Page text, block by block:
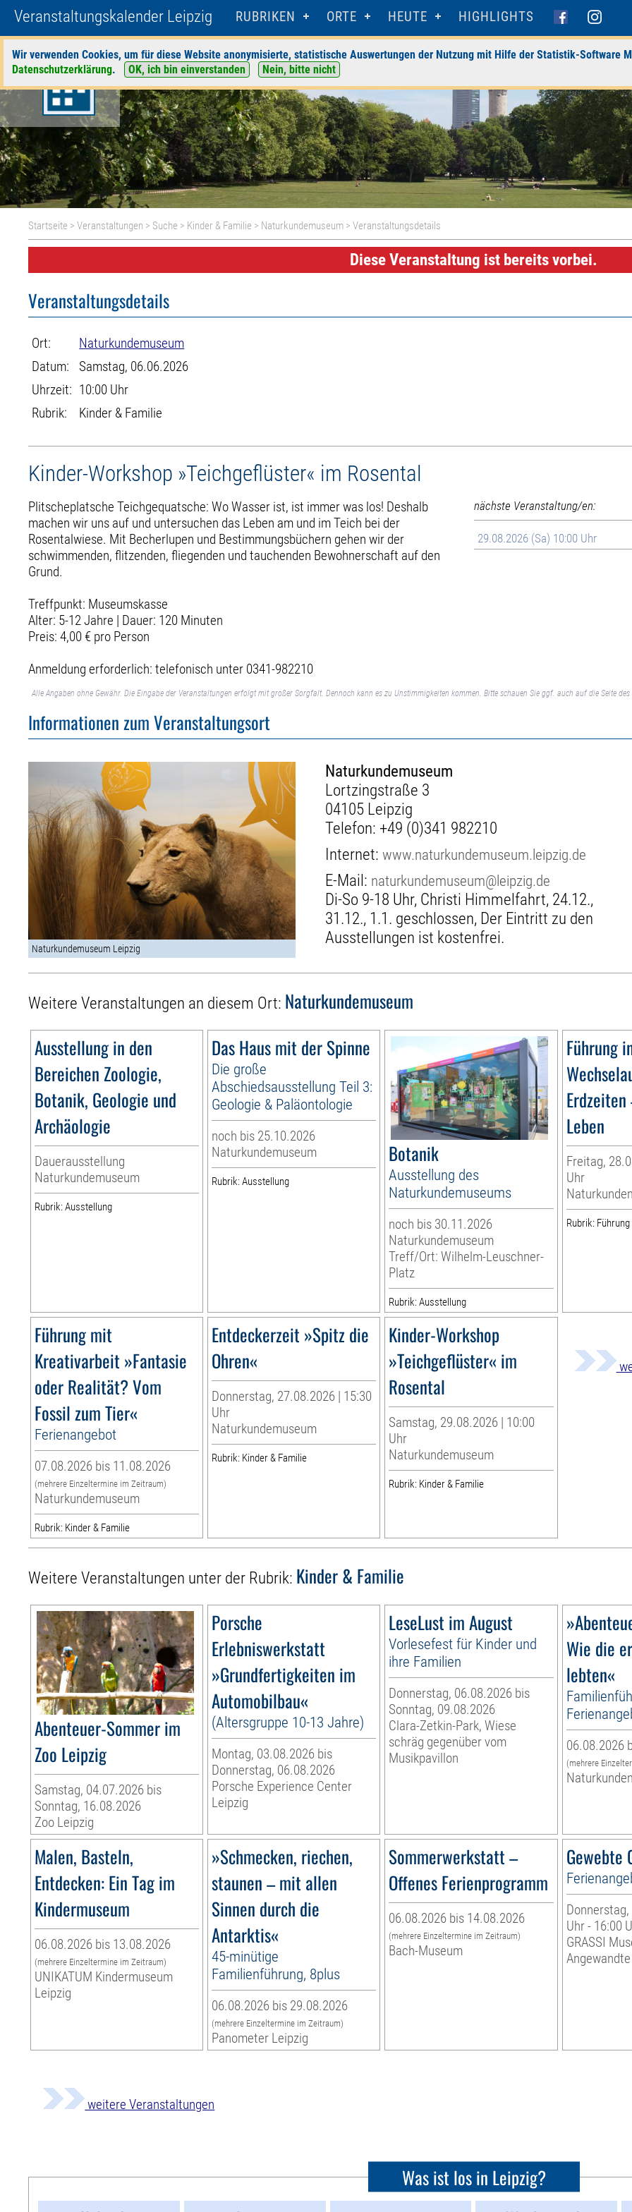
Veranstaltungskalender Leipzig RUBRIKEN ORTE HEUTE HIGHLIGHTS
Wir verwenden Cookies, um für diese Website anonymisierte, statistische Auswertungen der Nutzung mit Hilfe der Statistik-Software
Datenschutzerklärung. OK, ich bin einverstanden Nein, bitte nicht
Startseite >Veranstaltungen > Suche > Kinder & Familie > Naturkundemuseum > Veranstaltungsdetails
Diese Veranstaltung ist bereits vorbei.
Veranstaltungsdetails
Ort:
Naturkundemuseum
Datum:
Samstag, 06.06.2026
Uhrzeit: 10:00 Uhr
Rubrik:
Kinder & Familie
Kinder-Workshop »Teichgeflüster« im Rosental
Plitscheplatsche Teichgequatsche: Wo Wasser ist, ist immer was los! Deshalb
machen wir uns auf und untersuchen das Leben am und im Teich bei der
Rosentalwiese. Mit Becherlupen und Bestimmungsbüchern gehen wir der
schwimmenden, flitzenden, fliegenden und tauchenden Bewohnerschaft auf den
Grund.
Treffpunkt: Museumskasse
Alter: 5-12 Jahre | Dauer: 120 Minuten
Preis: 4,00 € pro Person
Anmeldung erforderlich: telefonisch unter 0341-982210
nächste Veranstaltung/en:
29.08.2026 (Sa) 10:00 Uhr
Alle Angaben ohne Gewähr. Die Eingabe der Veranstaltungen erfolgt mit großer Sorgfalt. Dennoch kann es zu Unstimmigkeiten kommen. Bitte schauen Sie ggf. auch auf die Seite
Informationen zum Veranstaltungsort
Naturkundemuseum Leipzig
Naturkundemuseum
Lortzingstraße 3
04105 Leipzig
Telefon: +49 (0)341 982210
Internet:www.naturkundemuseum.leipzig.de
E-Mail: naturkundemuseum@leipzig.de
Di-So 9-18 Uhr, Christi Himmelfahrt, 24.12.,
31.12., 1.1. geschlossen, Der Eintritt zu den
Ausstellungen ist kostenfrei.
Weitere Veranstaltungen an diesem Ort: Naturkundemuseum
Ausstellung in den
Bereichen Zoologie,
Botanik, Geologie und
Archäologie
Dauerausstellung
Naturkundemuseum
Rubrik: Ausstellung
Das Haus mit der Spinne
Die große
Abschiedsausstellung Teil 3:
Geologie & Paläontologie
noch bis 25.10.2026
Naturkundemuseum
Rubrik: Ausstellung
Botanik
Ausstellung des
Naturkundemuseums
noch bis 30.11.2026
Naturkundemuseum
Treff/Ort: Wilhelm-Leuschner-
Platz
Rubrik: Ausstellung
Führung
Leben
Freitag,
Uhr
Rubrik: Führung
Führung mit
Kreativarbeit »Fantasie
oder Realität? Vom
Fossil zum Tier«
Ferienangebot
07.08.2026 bis 11.08.2026
(mehrere Einzeltermine im Zeitraum)
Naturkundemuseum
Rubrik: Kinder & Familie
Entdeckerzeit »Spitz die
Ohren«
Donnerstag, 27.08.2026 | 15:30
Uhr
Naturkundemuseum
Rubrik: Kinder & Familie
Kinder-Workshop
»Teichgeflüster« im
Rosental
Samstag, 29.08.2026 | 10:00
Uhr
Naturkundemuseum
Rubrik: Kinder & Familie
Weitere Veranstaltungen unter der Rubrik: Kinder & Familie
Abenteuer-Sommer im
Zoo Leipzig
Samstag, 04.07.2026 bis
Sonntag, 16.08.2026
Zoo Leipzig
Porsche
Erlebniswerkstatt
»Grundfertigkeiten im
Automobilbau«
(Altersgruppe 10-13 Jahre)
Montag, 03.08.2026 bis
Donnerstag, 06.08.2026
Porsche Experience Center
Leipzig
LeseLust im August
Vorlesefest für Kinder und
ihre Familien
Donnerstag, 06.08.2026 bis
Sonntag, 09.08.2026
Clara-Zetkin-Park, Wiese
schräg gegenüber vom
Musikpavillon
Wie die
lebten«
06.08.2026
(mehrere
Malen, Basteln,
Entdecken: Ein Tag im
Kindermuseum
06.08.2026 bis 13.08.2026
(mehrere Einzeltermine im Zeitraum)
UNIKATUM Kindermuseum
Leipzig
»Schmecken, riechen,
staunen – mit allen
Sinnen durch die
Antarktis«
45-minütige
Familienführung, 8plus
06.08.2026 bis 29.08.2026
(mehrere Einzeltermine im Zeitraum)
Panometer Leipzig
Sommerwerkstatt –
Offenes Ferienprogramm
06.08.2026 bis 14.08.2026
(mehrere Einzeltermine im Zeitraum)
Bach-Museum
Gewebte
Uhr - 16:00
GRASSI
weitere Veranstaltungen
Was ist los in Leipzig?